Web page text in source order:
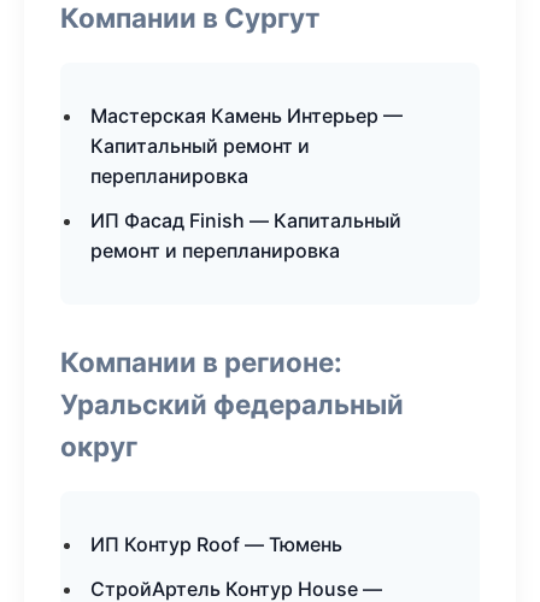
Компании в Сургут
Мастерская Камень Интерьер —
Капитальный ремонт и
перепланировка
ИП Фасад Finish — Капитальный
ремонт и перепланировка
Компании в регионе:
Уральский федеральный
округ
ИП Контур Roof — Тюмень
СтройАртель Контур House —